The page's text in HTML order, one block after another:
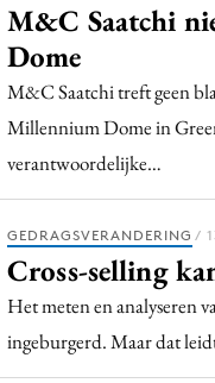
M&C Saatchi
Dome
M&C Saatchi treft geen
Millennium Dome in
verantwoordelijke…
GEDRAGSVERANDERING /
Cross-selling
Het meten en analyseren
ingeburgerd. Maar dat